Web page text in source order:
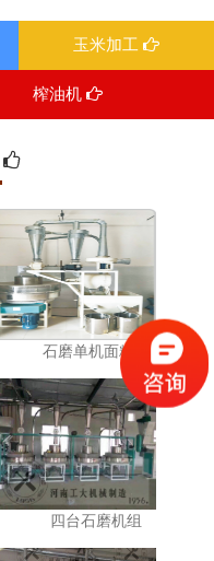
玉米加工
榨油机
石磨单机面粉机
四台石磨机组